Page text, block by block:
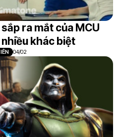
ra mắt của MCU
khác biệt
04/02